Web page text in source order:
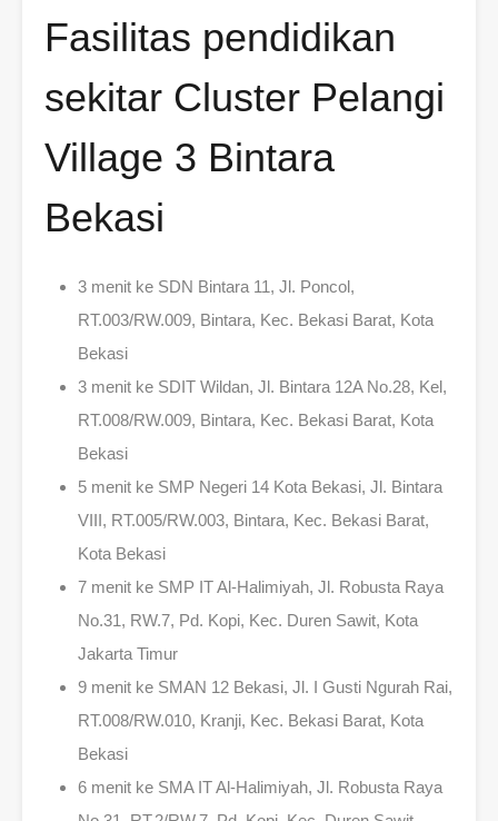
Fasilitas pendidikan
sekitar Cluster Pelangi
Village 3 Bintara
Bekasi
3 menit ke SDN Bintara 11, Jl. Poncol,
RT.003/RW.009, Bintara, Kec. Bekasi Barat, Kota
Bekasi
3 menit ke SDIT Wildan, Jl. Bintara 12A No.28, Kel,
RT.008/RW.009, Bintara, Kec. Bekasi Barat, Kota
Bekasi
5 menit ke SMP Negeri 14 Kota Bekasi, Jl. Bintara
VIII, RT.005/RW.003, Bintara, Kec. Bekasi Barat,
Kota Bekasi
7 menit ke SMP IT Al-Halimiyah, Jl. Robusta Raya
No.31, RW.7, Pd. Kopi, Kec. Duren Sawit, Kota
Jakarta Timur
9 menit ke SMAN 12 Bekasi, Jl. I Gusti Ngurah Rai,
RT.008/RW.010, Kranji, Kec. Bekasi Barat, Kota
Bekasi
6 menit ke SMA IT Al-Halimiyah, Jl. Robusta Raya